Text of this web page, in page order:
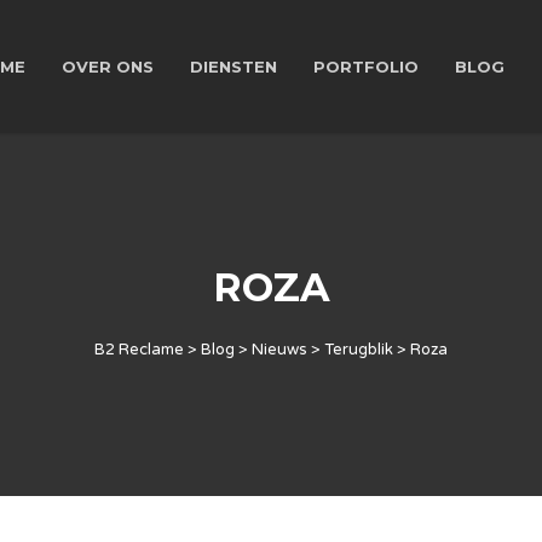
OVER ONS DIENSTEN PORTFOLIO BLOG
ROZA
B2 Reclame > Blog > Nieuws > Terugblik> Roza